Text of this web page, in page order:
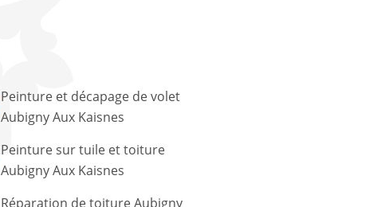
Peinture et décapage de volet
Aubigny Aux Kaisnes
Peinture sur tuile et toiture
Aubigny Aux Kaisnes
Réparation de toiture Aubigny